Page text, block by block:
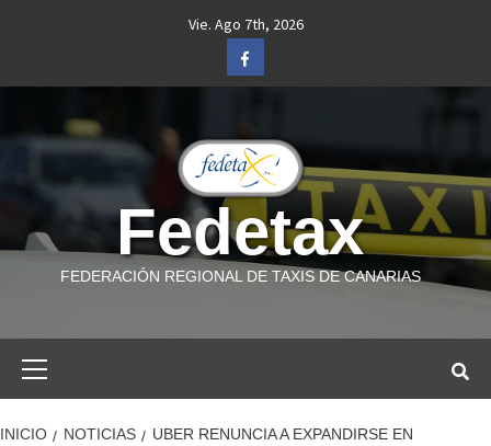
Vie. Ago 7th, 2026
Facebook
Fedetax
FEDERACIÓN REGIONAL DE TAXIS DE CANARIAS
INICIO NOTICIAS
UBER RENUNCIA A EXPANDIRSE EN